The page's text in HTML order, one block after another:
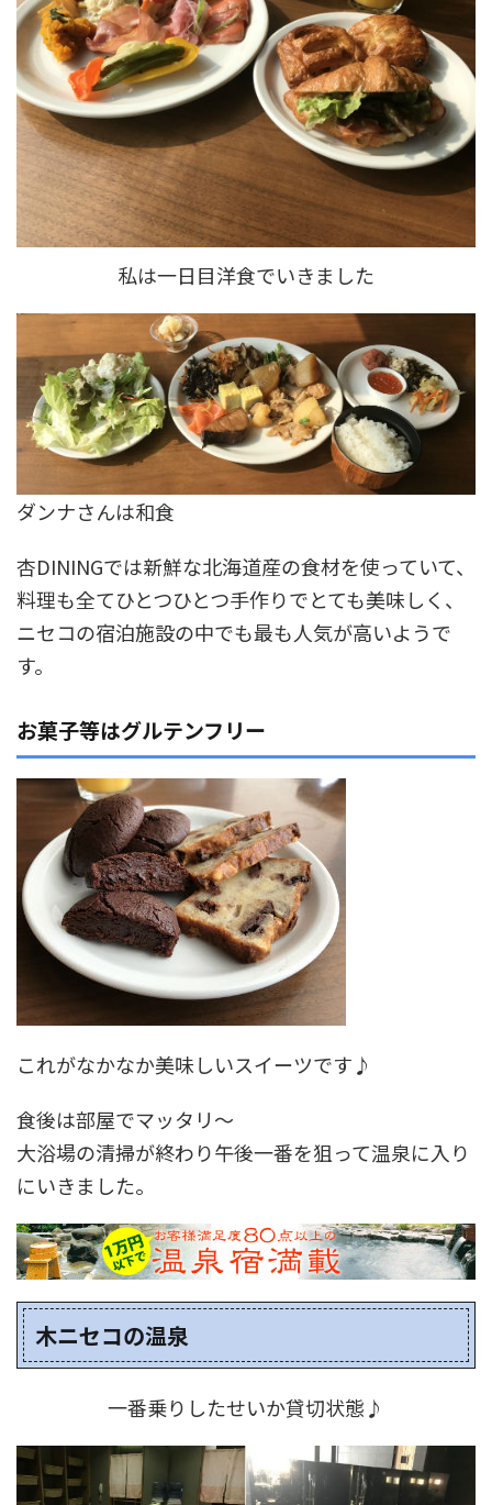
私は一日目洋食でいきました
ダンナさんは和食
杏DININGでは新鮮な北海道産の食材を使っていて、
料理も全てひとつひとつ手作りでとても美味しく、
ニセコの宿泊施設の中でも最も人気が高いようで
す。
お菓子等はグルテンフリー
これがなかなか美味しいスイーツです♪
食後は部屋でマッタリ～
大浴場の清掃が終わり午後一番を狙って温泉に入り
にいきました。
木ニセコの温泉
一番乗りしたせいか貸切状態♪